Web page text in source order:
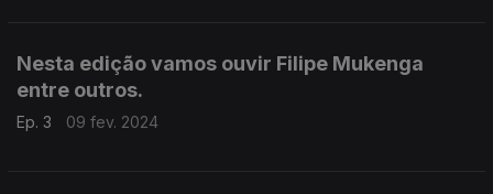
Nesta edição vamos ouvir Filipe Mukenga
entre outros.
Ep. 3 09 fev. 2024